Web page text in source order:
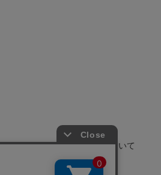
サイトポリシーについて